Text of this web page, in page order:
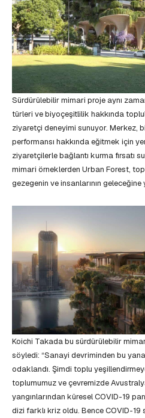
Sürdürülebilir mimari proje aynı
türleri ve biyoçeşitlilik hakkında
ziyaretçi deneyimi sunuyor. Merkez,
performansı hakkında eğitmek için
ziyaretçilerle bağlantı kurma fırsatı
mimari örneklerden Urban Forest,
gezegenin ve insanlarının geleceğine
Koichi Takada bu sürdürülebilir
söyledi: “Sanayi devriminden bu
odaklandı. Şimdi toplu
toplumumuz ve çevremizde
yangınlarından küresel COVID-19
dizi farklı kriz oldu. Bence COVID-19